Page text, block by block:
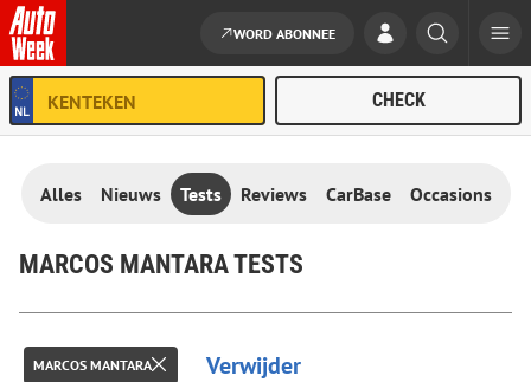
Ga naar de inhoud
WORD ABONNEE
Alles Nieuws Tests Reviews CarBase Occasions
MARCOS MANTARA TESTS
MARCOS MANTARA Verwijder